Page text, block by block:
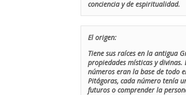
conciencia y de espiritualidad.
El origen:
Tiene sus raíces en la antigua
propiedades místicas y
números eran la base de todo
Pitágoras, cada número tenía
futuros o comprender la